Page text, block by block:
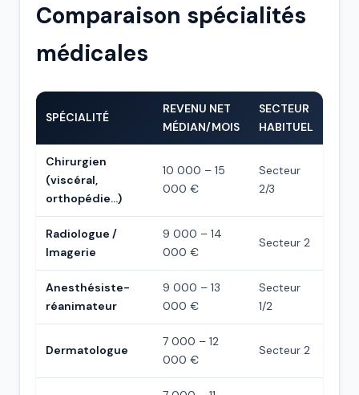
Comparaison spécialités
médicales
SPÉCIALITÉ
REVENU NET
MÉDIAN/MOIS
SECTEUR
HABITUEL
Chirurgien
(viscéral,
orthopédie…)
10 000 – 15
000 €
Secteur
2/3
Radiologue /
Imagerie
9 000 – 14
000 €
Secteur 2
Anesthésiste-
réanimateur
9 000 – 13
000 €
Secteur
1/2
Dermatologue
7 000 – 12
000 €
Secteur 2